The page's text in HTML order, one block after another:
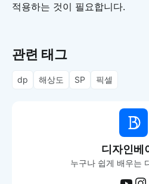
적용하는 것이 필요합니다.
관련 태그
dp 해상도 SP 픽셀
디자인베
누구나 쉽게 배우는